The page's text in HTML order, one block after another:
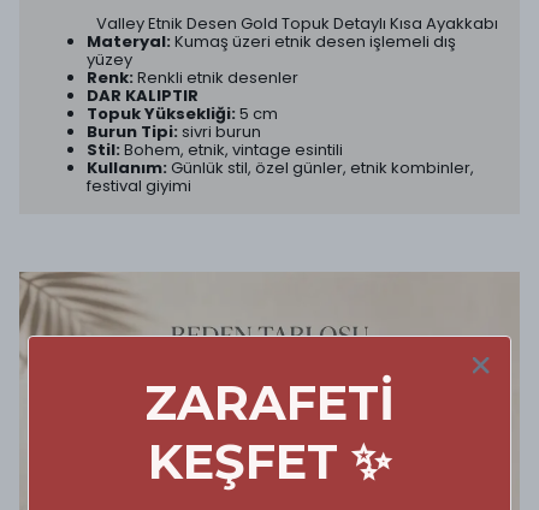
Valley Etnik Desen Gold Topuk Detaylı Kısa Ayakkabı
Materyal: Kumaş üzeri etnik desen işlemeli dış
yüzey
Renk: Renkli etnik desenler
DAR KALIPTIR
Topuk Yüksekliği: 5 cm
Burun Tipi: sivri burun
Stil: Bohem, etnik, vintage esintili
Kullanım: Günlük stil, özel günler, etnik kombinler,
festival giyimi
ZARAFETİ
KEŞFET ✨